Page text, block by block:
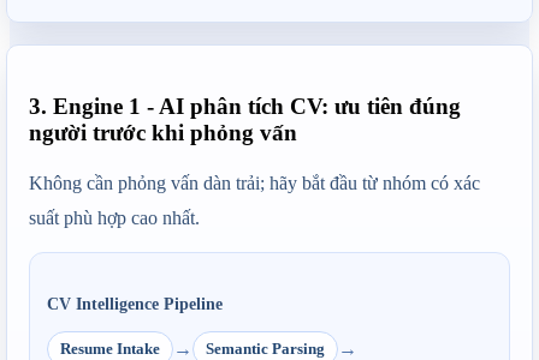
3. Engine 1 - AI phân tích CV: ưu tiên đúng
người trước khi phỏng vấn
Không cần phỏng vấn dàn trải; hãy bắt đầu từ nhóm có xác
suất phù hợp cao nhất.
CV Intelligence Pipeline
Resume Intake → Semantic Parsing →